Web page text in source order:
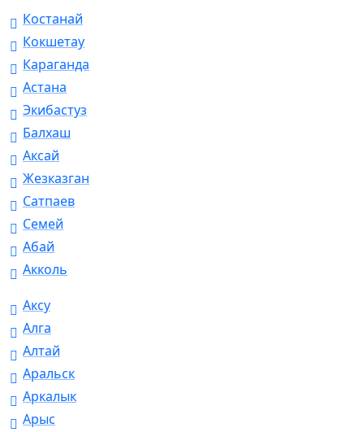
Костанай
Кокшетау
Караганда
Астана
Экибастуз
Балхаш
Аксай
Жезказган
Сатпаев
Семей
Абай
Акколь
Аксу
Алга
Алтай
Аральск
Аркалык
Арыс